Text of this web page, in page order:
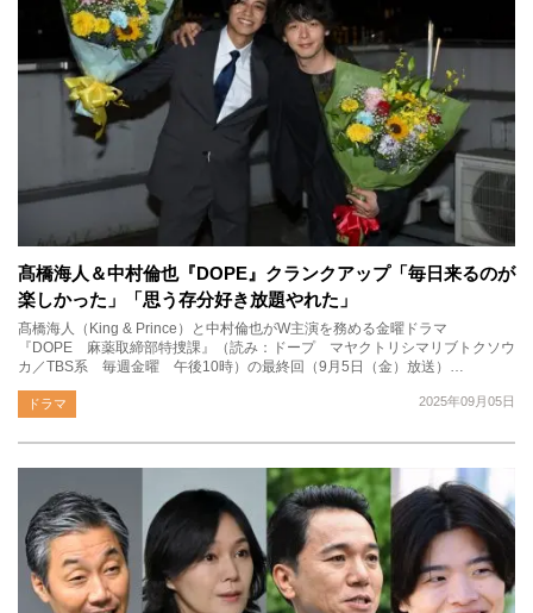
髙橋海人＆中村倫也『DOPE』クランクアップ「毎日来るのが
楽しかった」「思う存分好き放題やれた」
髙橋海人（King & Prince）と中村倫也がW主演を務める金曜ドラマ
『DOPE 麻薬取締部特捜課』（読み：ドープ マヤクトリシマリブトクソウ
カ／TBS系 毎週金曜 午後10時）の最終回（9月5日（金）放送）…
2025年09月05日
ドラマ